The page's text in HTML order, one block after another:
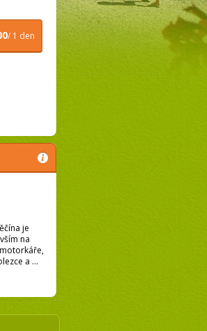
/ 1 den
je
na
a ...